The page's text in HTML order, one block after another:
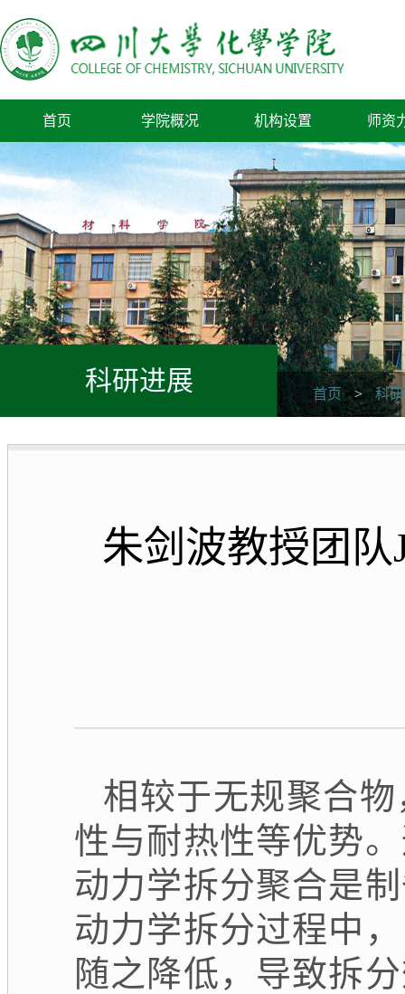
首页 学院概况 机构设置 师资
科研进展 首页 > 科
朱剑波教授团
相较于无规聚合
性与耐热性等优势
动力学拆分聚合是
动力学拆分过程中
随之降低，导致拆